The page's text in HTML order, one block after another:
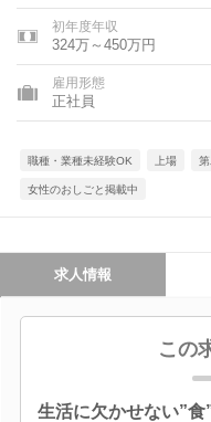
岡県、愛知県、香川県
初年度年収
324万～450万円
雇用形態
正社員
職種・業種未経験OK 上場
女性のおしごと掲載中
求人情報
この
生活に欠かせない”